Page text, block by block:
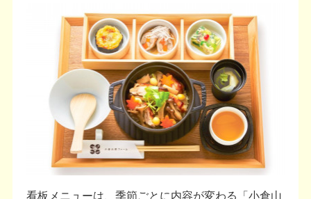
看板メニューは、季節ごとに内容が変わる「小倉山